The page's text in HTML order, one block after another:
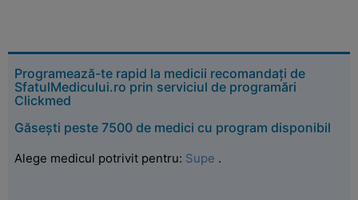
Programează-te rapid la medicii recomandați de
SfatulMedicului.ro prin serviciul de programări
Clickmed
Găsești peste 7500 de medici cu program disponibil
Alege medicul potrivit pentru: Supe .